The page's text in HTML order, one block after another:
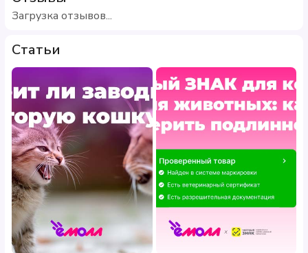
Загрузка отзывов...
Статьи